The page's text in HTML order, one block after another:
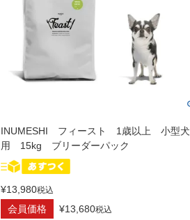
INUMESHI フィースト 1歳以上 小型犬
用 15kg ブリーダーパック
¥13,980税込
会員価格 ¥13,680税込